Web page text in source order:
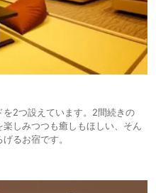
2つ設えています。2間続きの
しみつつも癒しもほしい、そん
るお宿です。